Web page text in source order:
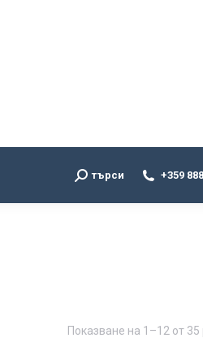
Search:
търси +359
Показване на 1–12 от 35